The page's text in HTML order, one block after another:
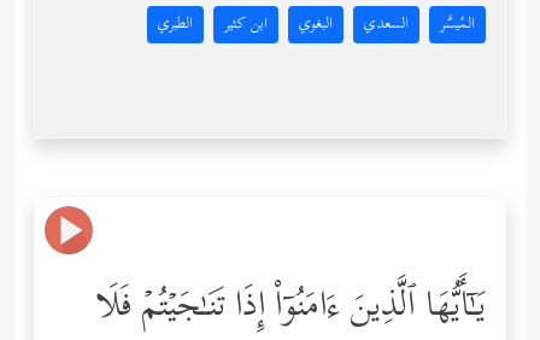
المُيسَّر السعدي البغوي ابن كثير الطبري
یَـٰۤأَیُّهَا ٱلَّذِینَ ءَامَنُوۤاْ إِذَا تَنَـٰجَیۡتُمۡ فَلَا